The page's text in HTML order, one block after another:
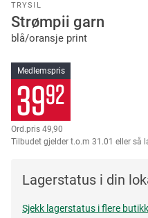
TRYSIL
Strømpii garn
blå/oransje print
Medlemspris
3992
49,90
Tilbudet gjelder t.o.m 31.01 eller så
Lagerstatus i din
Sjekk lagerstatus i flere
to
the
beginning
the
images
gallery